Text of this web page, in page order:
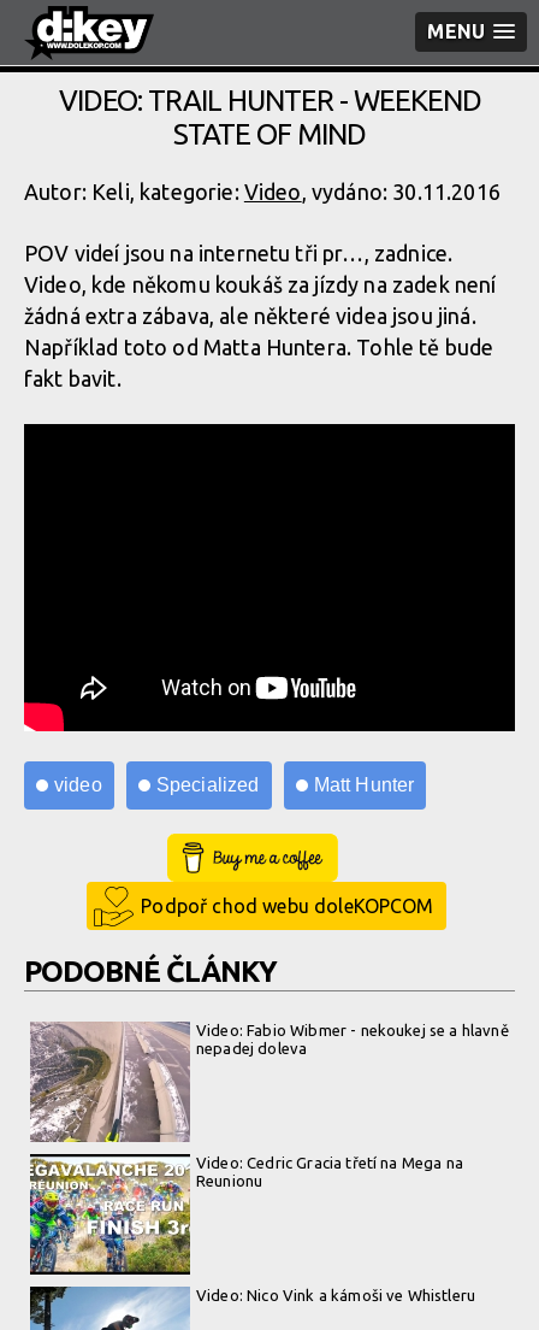
MENU
VIDEO: TRAIL HUNTER - WEEKEND
STATE OF MIND
Autor: Keli, kategorie: Video, vydáno: 30.11.2016
POV videí jsou na internetu tři pr…, zadnice.
Video, kde někomu koukáš za jízdy na zadek není
žádná extra zábava, ale některé videa jsou jiná.
Například toto od Matta Huntera. Tohle tě bude
fakt bavit.
video Specialized Matt Hunter
Buy Me a Coffee
Podpoř chod webu doleKOPCOM
PODOBNÉ ČLÁNKY
Video: Fabio Wibmer - nekoukej se a hlavně
nepadej doleva
Video: Cedric Gracia třetí na Mega na
Reunionu
Video: Nico Vink a kámoši ve Whistleru